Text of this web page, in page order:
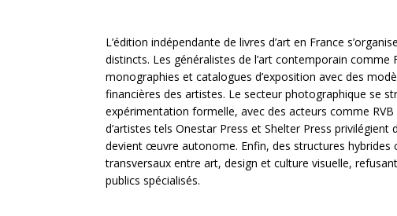
L’édition indépendante de livres d’art en France
distincts. Les généralistes de l’art contemporain
monographies et catalogues d’exposition avec des
financières des artistes. Le secteur photographique se
expérimentation formelle, avec des acteurs comme
d’artistes tels Onestar Press et Shelter Press
devient œuvre autonome. Enfin, des structures
transversaux entre art, design et culture visuelle,
publics spécialisés.